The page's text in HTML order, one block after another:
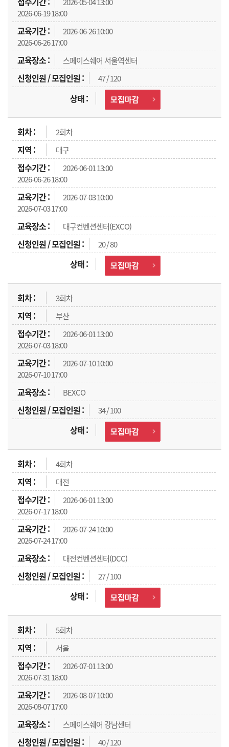
2026-06-19 18:00
2026-06-26 10:00
2026-06-26 17:00
스페이스쉐어 서울역센터
47 / 120
모집마감
2회차
대구
2026-06-01 13:00
2026-06-26 18:00
2026-07-03 10:00
2026-07-03 17:00
대구컨벤션센터(EXCO)
20 / 80
모집마감
3회차
부산
2026-06-01 13:00
2026-07-03 18:00
2026-07-10 10:00
2026-07-10 17:00
BEXCO
34 / 100
모집마감
4회차
대전
2026-06-01 13:00
2026-07-17 18:00
2026-07-24 10:00
2026-07-24 17:00
대전컨벤션센터(DCC)
27 / 100
모집마감
5회차
서울
2026-07-01 13:00
2026-07-31 18:00
2026-08-07 10:00
2026-08-07 17:00
스페이스쉐어 강남센터
40 / 120